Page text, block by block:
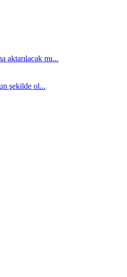
aktarılacak mı...
şekilde ol...